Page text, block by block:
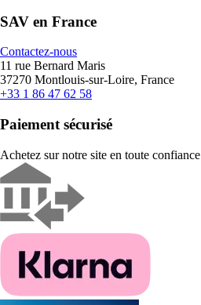
SAV en France
Contactez-nous
11 rue Bernard Maris
37270 Montlouis-sur-Loire, France
+33 1 86 47 62 58
Paiement sécurisé
Achetez sur notre site en toute confiance